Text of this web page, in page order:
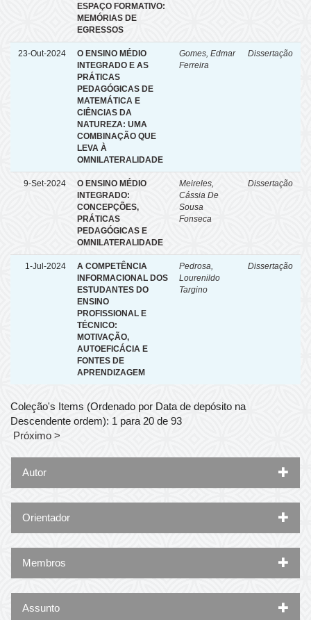
ESPAÇO FORMATIVO:
MEMÓRIAS DE
EGRESSOS
23-Out-2024
O ENSINO MÉDIO
INTEGRADO E AS
PRÁTICAS
PEDAGÓGICAS DE
MATEMÁTICA E
CIÊNCIAS DA
NATUREZA: UMA
COMBINAÇÃO QUE
LEVA À
OMNILATERALIDADE
Gomes, Edmar
Ferreira
Dissertação
9-Set-2024
O ENSINO MÉDIO
INTEGRADO:
CONCEPÇÕES,
PRÁTICAS
PEDAGÓGICAS E
OMNILATERALIDADE
Meireles,
Cássia De
Sousa
Fonseca
Dissertação
1-Jul-2024
A COMPETÊNCIA
INFORMACIONAL DOS
ESTUDANTES DO
ENSINO
PROFISSIONAL E
TÉCNICO:
MOTIVAÇÃO,
AUTOEFICÁCIA E
FONTES DE
APRENDIZAGEM
Pedrosa,
Lourenildo
Targino
Dissertação
Coleção's Items (Ordenado por Data de depósito na
Descendente ordem): 1 para 20 de 93
Próximo >
Autor
Orientador
Membros
Assunto